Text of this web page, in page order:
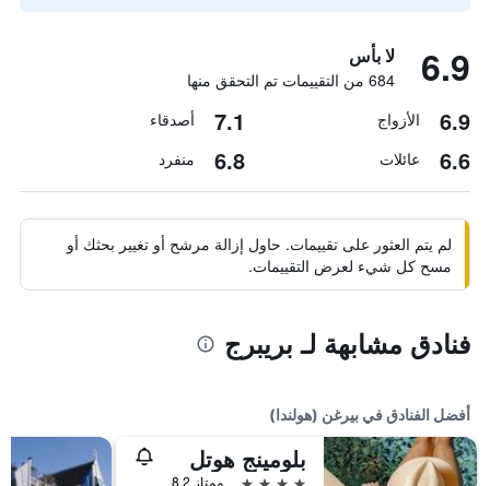
6.9 لا بأس
684 من التقييمات تم التحقق منها
6.9 الأزواج 7.1 أصدقاء
6.6 عائلات 6.8 منفرد
لم يتم العثور على تقييمات. حاول إزالة مرشح أو تغيير بحثك أو
مسح كل شيء لعرض التقييمات.
فنادق مشابهة لـ بريبرج
أفضل الفنادق في بيرغن (هولندا)
بلومينج هوتل
4 نجوم
ممتاز 8.2